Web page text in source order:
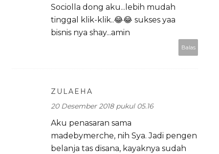
Sociolla dong aku...lebih mudah
tinggal klik-klik..😂😂 sukses yaa
bisnis nya shay...amin
Balas
ZULAEHA
20 Desember 2018 pukul 05.16
Aku penasaran sama
madebymerche, nih Sya. Jadi pengen
belanja tas disana, kayaknya sudah